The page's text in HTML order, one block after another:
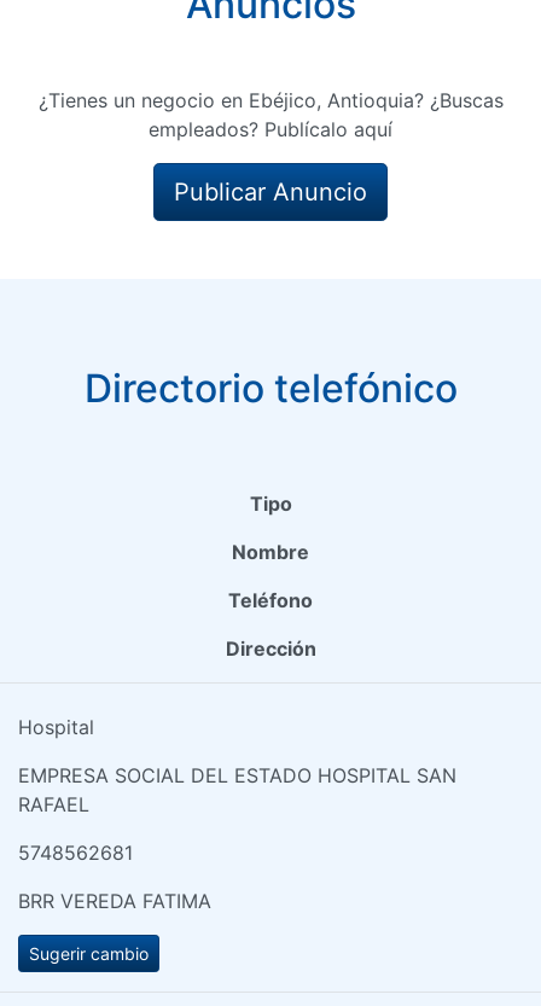
¿Tienes un negocio en Ebéjico, Antioquia? ¿Buscas
empleados? Publícalo aquí
Publicar Anuncio
Directorio telefónico
Tipo
Nombre
Teléfono
Dirección
Hospital
EMPRESA SOCIAL DEL ESTADO HOSPITAL SAN
RAFAEL
5748562681
BRR VEREDA FATIMA
Sugerir cambio